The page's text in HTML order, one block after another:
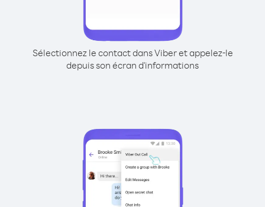
Sélectionnez le contact dans Viber et appelez-le
depuis son écran d'informations